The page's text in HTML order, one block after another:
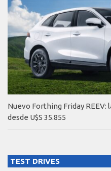
Nuevo Forthing Friday
desde U$S 35.855
TEST DRIVES